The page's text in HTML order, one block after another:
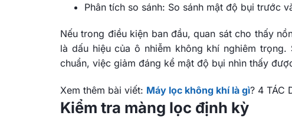
Phân tích so sánh: So sánh mật độ bụi trước
Nếu trong điều kiện ban đầu, quan sát cho thấy
là dấu hiệu của ô nhiễm không khí nghiêm
chuẩn, việc giảm đáng kể mật độ bụi nhìn thấy
Xem thêm bài viết: Máy lọc không khí là gì? 4 TÁC
Kiểm tra màng lọc định kỳ